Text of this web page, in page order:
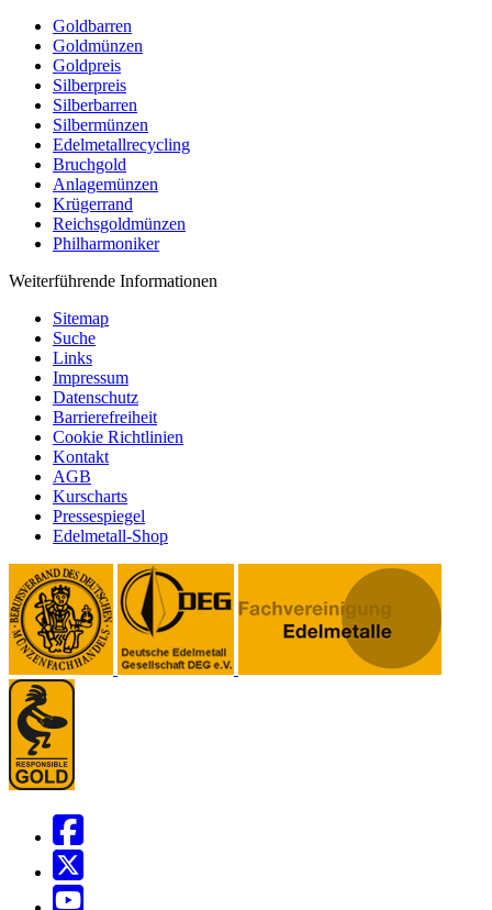
Goldbarren
Goldmünzen
Goldpreis
Silberpreis
Silberbarren
Silbermünzen
Edelmetallrecycling
Bruchgold
Anlagemünzen
Krügerrand
Reichsgoldmünzen
Philharmoniker
Weiterführende Informationen
Sitemap
Suche
Links
Impressum
Datenschutz
Barrierefreiheit
Cookie Richtlinien
Kontakt
AGB
Kurscharts
Pressespiegel
Edelmetall-Shop